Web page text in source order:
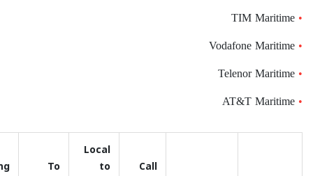
TIM Maritime
Vodafone Maritime
Telenor Maritime
AT&T Maritime
Call
Local
to
To